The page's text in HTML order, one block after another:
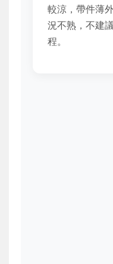
較涼，帶件薄
況不熟，不建
程。